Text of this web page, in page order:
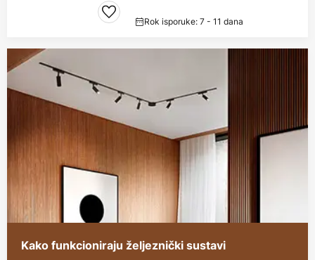
Rok isporuke: 7 - 11 dana
Kako funkcioniraju željeznički sustavi